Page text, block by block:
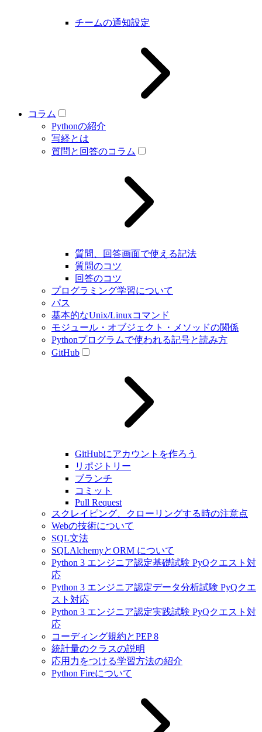
チームの通知設定
コラム
Pythonの紹介
写経とは
質問と回答のコラム
質問、回答画面で使える記法
質問のコツ
回答のコツ
プログラミング学習について
パス
基本的なUnix/Linuxコマンド
モジュール・オブジェクト・メソッドの関係
Pythonプログラムで使われる記号と読み方
GitHub
GitHubにアカウントを作ろう
リポジトリー
ブランチ
コミット
Pull Request
スクレイピング、クローリングする時の注意点
Webの技術について
SQL文法
SQLAlchemyとORM について
Python 3 エンジニア認定基礎試験 PyQクエスト対
応
Python 3 エンジニア認定データ分析試験 PyQクエ
スト対応
Python 3 エンジニア認定実践試験 PyQクエスト対
応
コーディング規約とPEP 8
統計量のクラスの説明
応用力をつける学習方法の紹介
Python Fireについて